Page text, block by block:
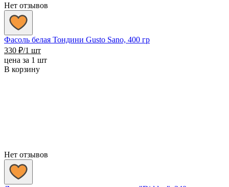
Нет отзывов
Фасоль белая Тондини Gusto Sano, 400 гр
330 ₽/1 шт
цена за 1 шт
В корзину
Нет отзывов